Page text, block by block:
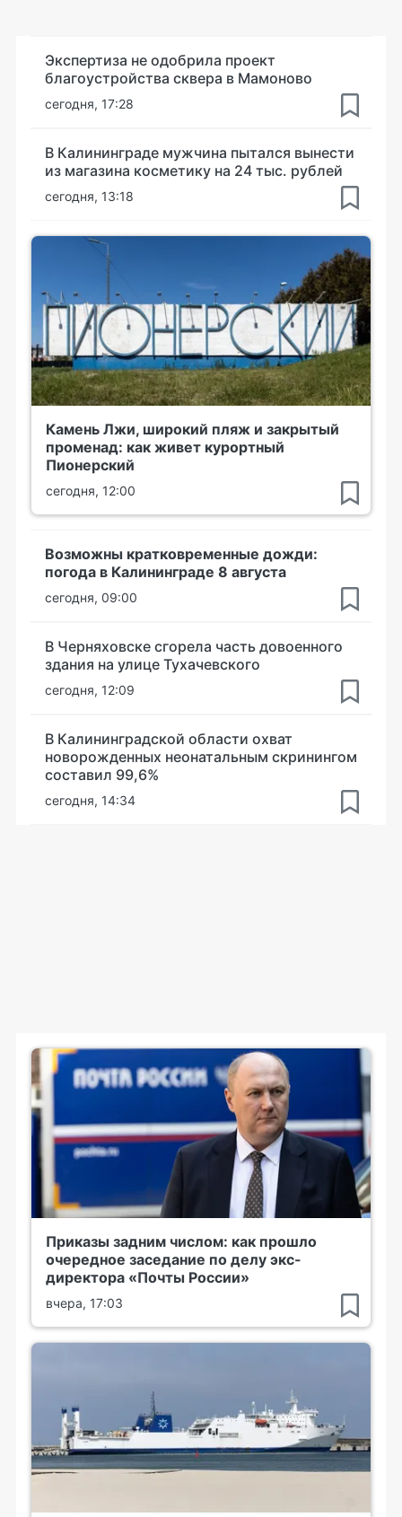
Экспертиза не одобрила проект
благоустройства сквера в Мамоново
сегодня, 17:28
В Калининграде мужчина пытался вынести
из магазина косметику на 24 тыс. рублей
сегодня, 13:18
Камень Лжи, широкий пляж и закрытый
променад: как живет курортный
Пионерский
сегодня, 12:00
Возможны кратковременные дожди:
погода в Калининграде 8 августа
сегодня, 09:00
В Черняховске сгорела часть довоенного
здания на улице Тухачевского
сегодня, 12:09
В Калининградской области охват
новорожденных неонатальным скринингом
составил 99,6%
сегодня, 14:34
Приказы задним числом: как прошло
очередное заседание по делу экс-
директора «Почты России»
вчера, 17:03